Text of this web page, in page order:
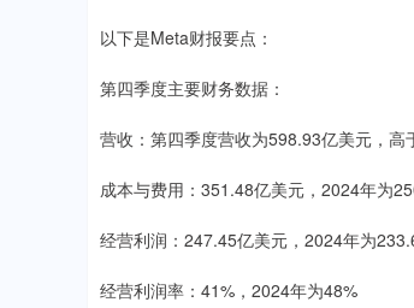
以下是Meta财报要点：
第四季度主要财务数据：
营收：第四季度营收为598.93亿美元，
成本与费用：351.48亿美元，2024年为
经营利润：247.45亿美元，2024年为
经营利润率：41%，2024年为48%